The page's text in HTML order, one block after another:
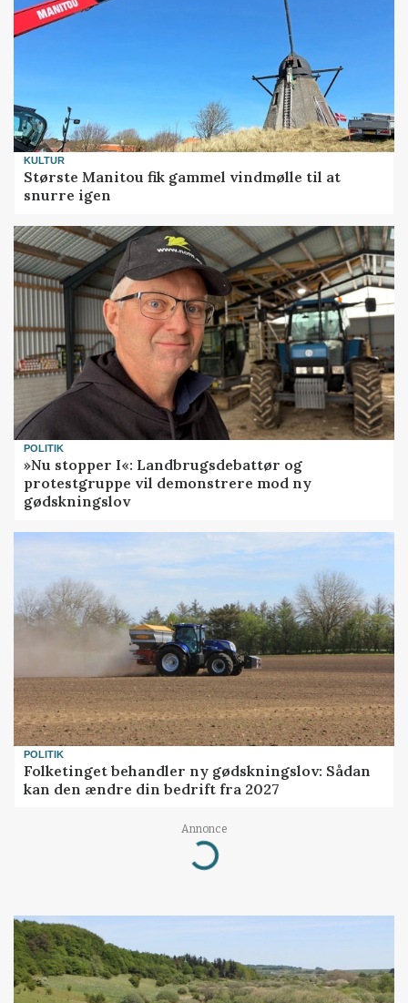
KULTUR
Største Manitou fik gammel vindmølle til at
snurre igen
POLITIK
»Nu stopper I«: Landbrugsdebattør og
protestgruppe vil demonstrere mod ny
gødskningslov
POLITIK
Folketinget behandler ny gødskningslov: Sådan
kan den ændre din bedrift fra 2027
Annonce
Loading...